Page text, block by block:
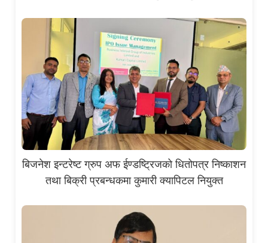
बिजनेश इन्टरेष्ट ग्रुप अफ ईण्डष्ट्रिजको धितोपत्र निष्काशन
तथा बिक्री प्रबन्धकमा कुमारी क्यापिटल नियुक्त